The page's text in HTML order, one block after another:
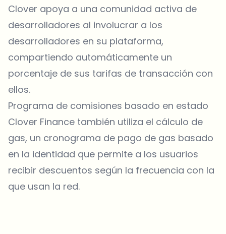
Clover apoya a una comunidad activa de
desarrolladores al involucrar a los
desarrolladores en su plataforma,
compartiendo automáticamente un
porcentaje de sus tarifas de transacción con
ellos.
Programa de comisiones basado en estado
Clover Finance también utiliza el cálculo de
gas, un cronograma de pago de gas basado
en la identidad que permite a los usuarios
recibir descuentos según la frecuencia con la
que usan la red.